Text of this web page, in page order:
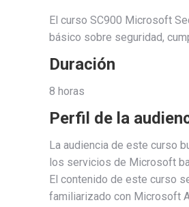
El curso SC900 Microsoft
básico sobre seguridad,
Duración
8 horas
Perfil de la
La audiencia de este curso
los servicios de Microsoft
El contenido de este curso
familiarizado con Microsoft